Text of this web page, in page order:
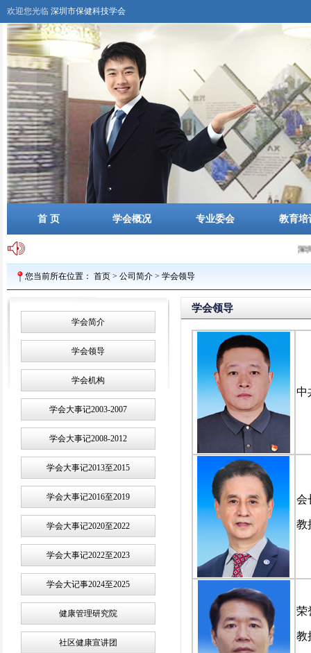
欢迎您光临 深圳市保健科技学会
首 页 学会概况 专业委会 教育培
深圳市保健科
您当前所在位置： 首页 > 公司简介 > 学会领导
学会简介
学会领导
学会机构
学会大事记2003-2007
学会大事记2008-2012
学会大事记2013至2015
学会大事记2016至2019
学会大事记2020至2022
学会大事记2022至2023
学会大记事2024至2025
健康管理研究院
社区健康宣讲团
学会领导
中
会
教
荣
教